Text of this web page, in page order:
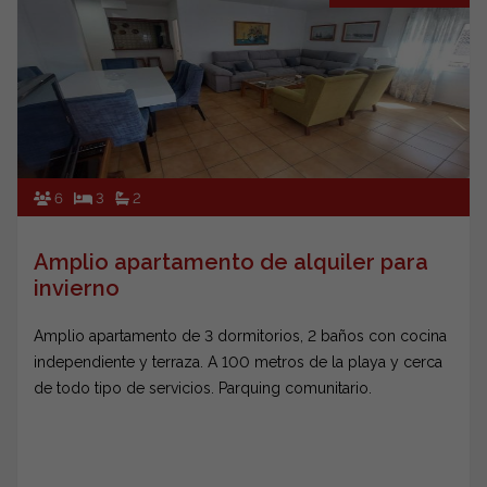
6 3 2
Amplio apartamento de alquiler para
invierno
Amplio apartamento de 3 dormitorios, 2 baños con cocina
independiente y terraza. A 100 metros de la playa y cerca
de todo tipo de servicios. Parquing comunitario.